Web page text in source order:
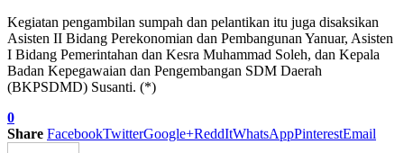
Kegiatan pengambilan sumpah dan pelantikan itu juga disaksikan
Asisten II Bidang Perekonomian dan Pembangunan Yanuar, Asisten
I Bidang Pemerintahan dan Kesra Muhammad Soleh, dan Kepala
Badan Kepegawaian dan Pengembangan SDM Daerah
(BKPSDMD) Susanti. (*)
0
Share FacebookTwitterGoogle+ReddItWhatsAppPinterestEmail